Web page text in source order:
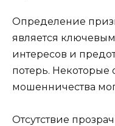
Определение
является
интересов и
потерь.
мошенничества
Отсутствие